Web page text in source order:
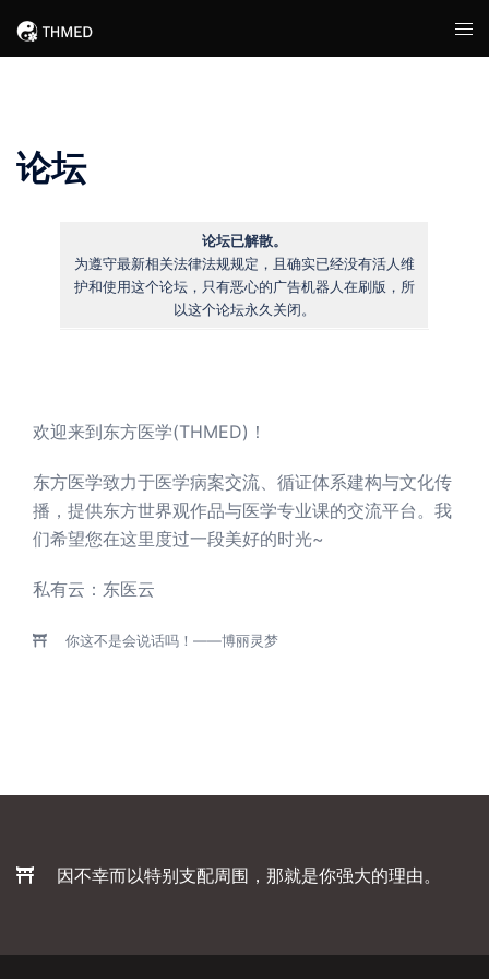
论坛
论坛已解散。
为遵守最新相关法律法规规定，且确实已经没有活人维
护和使用这个论坛，只有恶心的广告机器人在刷版，所
以这个论坛永久关闭。
欢迎来到东方医学(THMED)！
东方医学致力于医学病案交流、循证体系建构与文化传
播，提供东方世界观作品与医学专业课的交流平台。我
们希望您在这里度过一段美好的时光~
私有云： 东医云
你这不是会说话吗！——博丽灵梦
因不幸而以特别支配周围，那就是你强大的理由。